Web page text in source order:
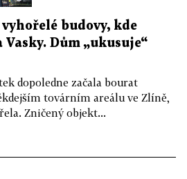
budovy, kde
Dům „ukusuje“
dopoledne začala bourat
továrním areálu ve Zlíně,
Zničený objekt...